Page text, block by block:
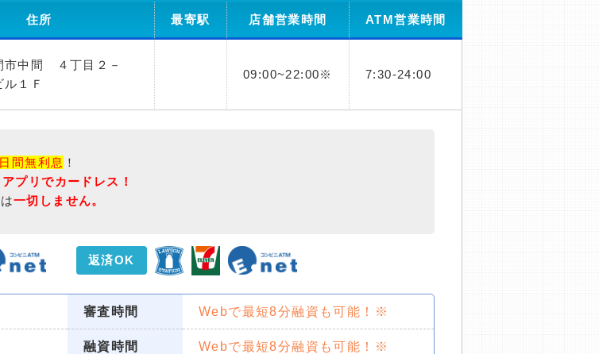
住所 最寄駅 店舗営業時間 ATM営業時間
市中間 ４丁目２－
１Ｆ
09:00~22:00※ 7:30-24:00
間無利息 ！
アプリでカードレス！
一切しません。
返済OK
審査時間 Webで最短8分融資も可能！※
融資時間 Webで最短8分融資も可能！※